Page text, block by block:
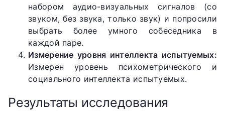
набором аудио-визуальных сигналов (со
звуком, без звука, только звук) и попросили
выбрать более умного собеседника в
каждой паре.
Измерение уровня интеллекта испытуемых:
Измерен уровень психометрического и
социального интеллекта испытуемых.
Результаты исследования